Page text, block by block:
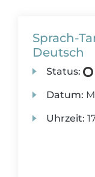
Sprach-
Deutsch
Status:
Datum:
Uhrzeit: